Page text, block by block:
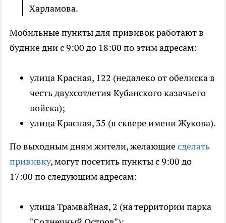
Харламова.
Мобильные пункты для прививок работают в
будние дни с 9:00 до 18:00 по этим адресам:
улица Красная, 122 (недалеко от обелиска в
честь двухсотлетия Кубанского казачьего
войска);
улица Красная, 35 (в сквере имени Жукова).
По выходным дням жители, желающиесделать
прививку, могут посетить пункты с 9:00 до
17:00 по следующим адресам:
улица Трамвайная, 2 (на территории парка